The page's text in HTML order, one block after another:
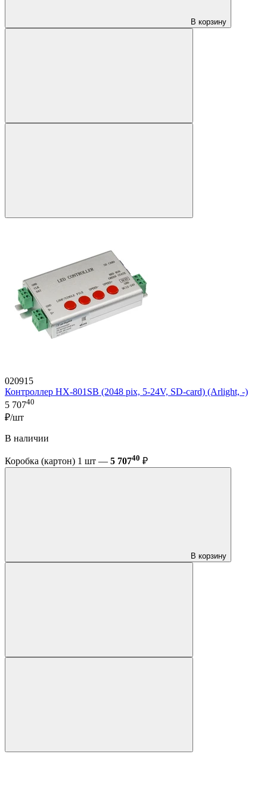
В корзину
020915
Контроллер HX-801SB (2048 pix, 5-24V, SD-card) (Arlight, -)
5 70740
₽/шт
В наличии
Коробка (картон) 1 шт — 5 70740 ₽
В корзину